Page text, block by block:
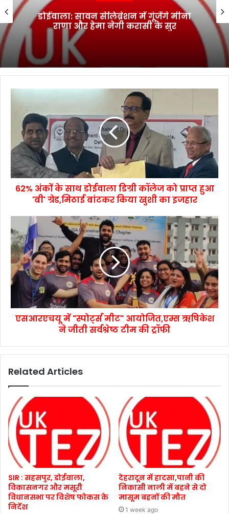
डोईवाला: सावन सेलिब्रेशन में गूंजेंगे मीना
राणा और हेमा नेगी करासी के सुर
62% अंकों के साथ डोईवाला डिग्री कॉलेज को प्राप्त हुआ
'बी' ग्रेड,मिठाई बांटकर किया खुशी का इजहार
एसआरएचयू में "स्पोर्ट्स मीट" आयोजित,एम्स ऋषिकेश
ने जीती सर्वश्रेष्ठ टीम की ट्रॉफी
Related Articles
SIR : सहसपुर, डोईवाला,
विकासनगर और मसूरी
विधानसभा पर विशेष फोकस के
निर्देश
देहरादून में हादसा,पानी की
निकासी नाली में बहने से दो
मासूम बहनों की मौत
1 week ago